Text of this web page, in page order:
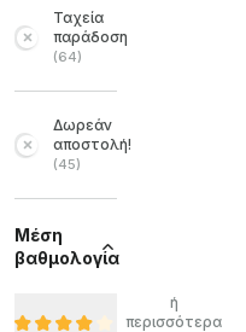
Ταχεία
παράδοση
(64)
Δωρεάν
αποστολή!
(45)
Μέση
βαθμολογία
ή
περισσότερα